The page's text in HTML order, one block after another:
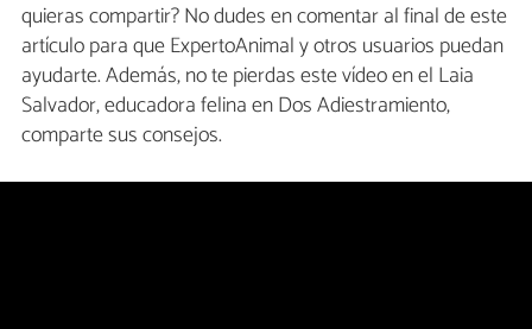
quieras compartir? No dudes en comentar al final de este
artículo para que ExpertoAnimal y otros usuarios puedan
ayudarte. Además, no te pierdas este vídeo en el Laia
Salvador, educadora felina en Dos Adiestramiento,
comparte sus consejos.